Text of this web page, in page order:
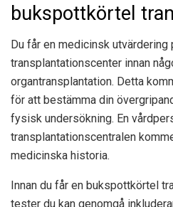
bukspottkörtel
Du får en medicinsk utvärdering
transplantationscenter innan
organtransplantation. Detta
för att bestämma din
fysisk undersökning. En
transplantationscentralen
medicinska historia.
Innan du får en bukspottkörtel
tester du kan genomgå